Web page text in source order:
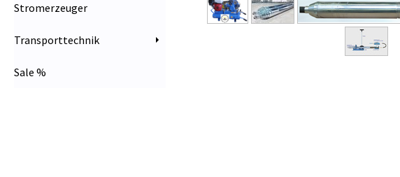
Stromerzeuger
Transporttechnik
Sale %